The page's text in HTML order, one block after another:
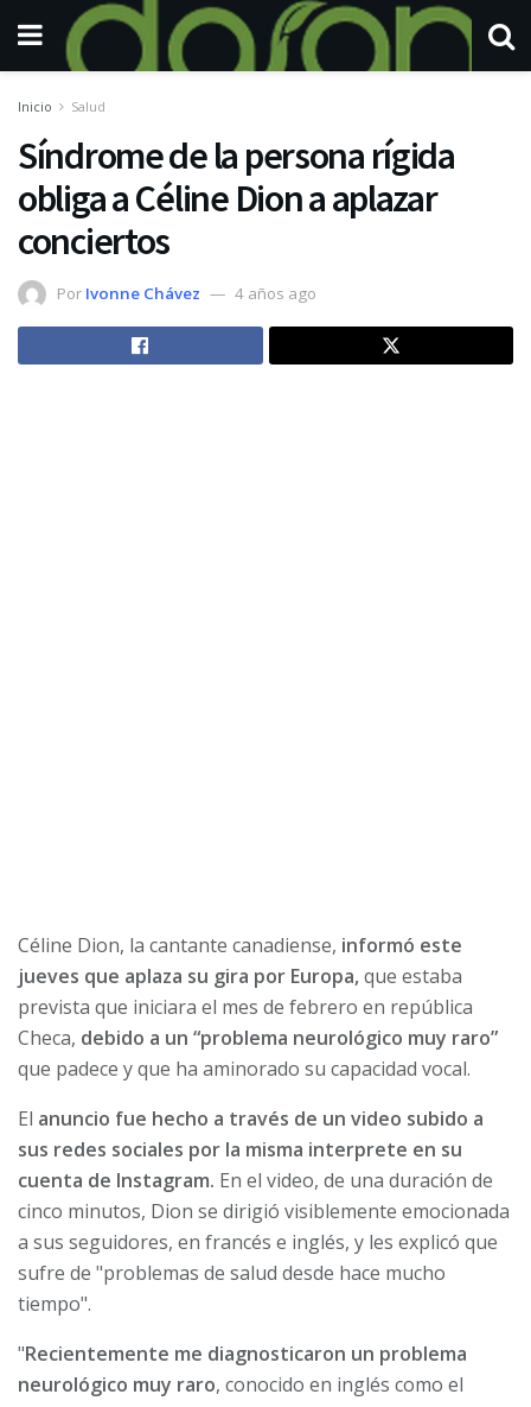
Inicio Salud
Síndrome de la persona rígida
obliga a Céline Dion a aplazar
conciertos
Por Ivonne Chávez 4 años ago
Céline Dion, la cantante canadiense, informó este
jueves que aplaza su gira por Europa,que estaba
prevista que iniciara el mes de febrero en república
Checa, debido a un “problema neurológico muy raro”
que padece y que ha aminorado su capacidad vocal.
El anuncio fue hecho a través de un video subido a
sus redes sociales por la misma interprete en su
cuenta de Instagram. En el video, de una duración de
cinco minutos, Dion se dirigió visiblemente emocionada
a sus seguidores, en francés e inglés, y les explicó que
sufre de "problemas de salud desde hace mucho
tiempo".
"Recientemente me diagnosticaron un problema
neurológico muy raro, conocido en inglés como el